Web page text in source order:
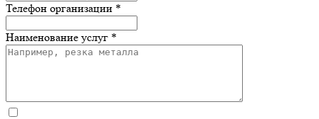
Телефон организации *
Наименование услуг *